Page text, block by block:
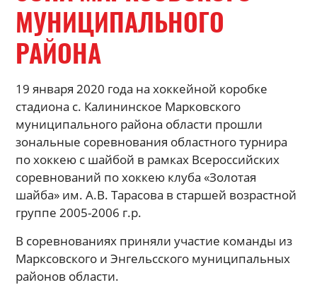
МУНИЦИПАЛЬНОГО
РАЙОНА
19 января 2020 года на хоккейной коробке
стадиона с. Калининское Марковского
муниципального района области прошли
зональные соревнования областного турнира
по хоккею с шайбой в рамках Всероссийских
соревнований по хоккею клуба «Золотая
шайба» им. А.В. Тарасова в старшей возрастной
группе 2005-2006 г.р.
В соревнованиях приняли участие команды из
Марксовского и Энгельсского муниципальных
районов области.